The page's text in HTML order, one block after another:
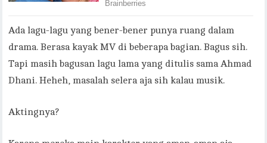
Ada lagu-lagu yang bener-bener punya ruang dalam
drama. Berasa kayak MV di beberapa bagian. Bagus sih.
Tapi masih bagusan lagu lama yang ditulis sama Ahmad
Dhani. Heheh, masalah selera aja sih kalau musik.
Aktingnya?